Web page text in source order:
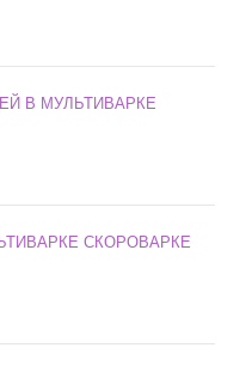
В МУЛЬТИВАРКЕ
СКОРОВАРКЕ